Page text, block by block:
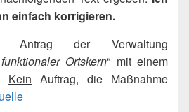
einfach korrigieren.
der Verwaltung
Ortskern“ mit einem
Kein Auftrag, die Maßnahme